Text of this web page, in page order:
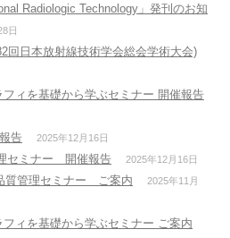
Radiologic Technology」発刊のお知
日
回日本放射線技術学会総会学術大会)
ィを基礎から学ぶセミナー 開催報告
告 2025年12月16日
セミナー 開催報告 2025年12月16日
質管理セミナー ご案内
2025年11月
ィを基礎から学ぶセミナー ご案内